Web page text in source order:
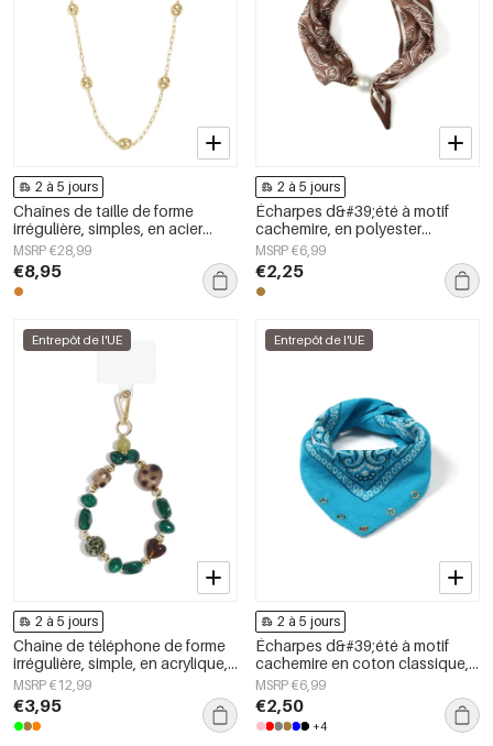
2 à 5 jours
Chaînes de taille de forme
irrégulière, simples, en acier
inoxydable, accessoires du
quotidien
MSRP €28,99
€8,95
2 à 5 jours
Écharpes d&#39;été à motif
cachemire, en polyester
décontracté, accessoires du
quotidien
MSRP €6,99
€2,25
Entrepôt de l'UE
2 à 5 jours
Chaîne de téléphone de forme
irrégulière, simple, en acrylique,
accessoire du quotidien
MSRP €12,99
€3,95
Entrepôt de l'UE
2 à 5 jours
Écharpes d&#39;été à motif
cachemire en coton classique,
accessoires du quotidien
MSRP €6,99
€2,50
+4